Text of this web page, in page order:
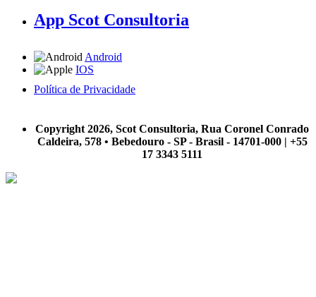
App Scot Consultoria
Android
IOS
Política de Privacidade
Copyright 2026, Scot Consultoria, Rua Coronel Conrado
Caldeira, 578 • Bebedouro - SP - Brasil - 14701-000 | +55
17 3343 5111